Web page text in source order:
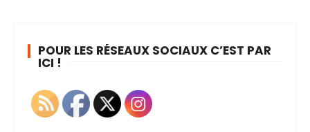
POUR LES RÉSEAUX SOCIAUX C’EST PAR
ICI !